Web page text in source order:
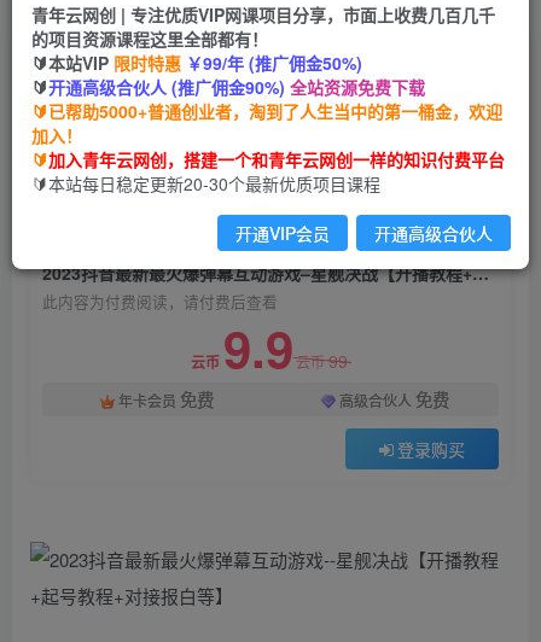
首页 创业课程 会员免费 正文
2023抖音最新最火爆弹幕互动游戏–星舰决战【开
播教程+起号教程+对接报白等】
青年云网创
2年前发布
关注 私信
2023抖音最新最火爆弹幕互动游戏–星舰决战【开播教程+起号教程+对接报白等】
此内容为付费阅读，请付费后查看
云币 9.9云币99
年卡会员 免费 高级合伙人 免费
登录购买
青年云网创 | 专注优质VIP网课项目分享，市面上收费几百几千
的项目资源课程这里全部都有！
🔰本站VIP 限时特惠 ￥99/年 (推广佣金50%)
🔰开通高级合伙人 (推广佣金90%) 全站资源免费下载
🔰已帮助5000+普通创业者，淘到了人生当中的第一桶金，欢迎
加入！
🔰加入青年云网创，搭建一个和青年云网创一样的知识付费平台
🔰本站每日稳定更新20-30个最新优质项目课程
开通VIP会员 开通高级合伙人